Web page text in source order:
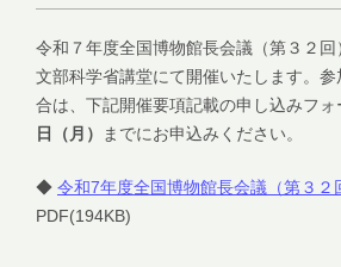
令和７年度全国博物館長会議（第３２
文部科学省講堂にて開催いたします。
合は、下記開催要項記載の申し込みフォ
日（月）
までにお申込みください。
◆ 令和7年度全国博物館長会議（第３２
PDF(194KB)